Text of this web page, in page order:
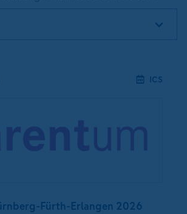
ICS
Fürth-Erlangen 2026